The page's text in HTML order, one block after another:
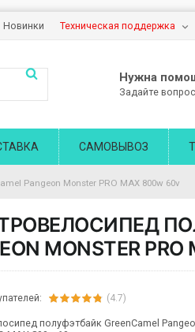
Новинки Техническая поддержка
Нужна
Задайте
САМОВЫВОЗ
Pangeon Monster PRO MAX 800w 60v
MONSTER
(4.7)
полуфэтбайк GreenCamel